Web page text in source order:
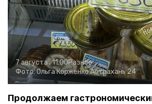
7 августа , 11:00Разное
Фото:Ольга КорженкоАстрахань 24
Продолжаем